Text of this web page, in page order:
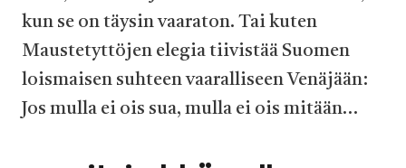
kun se on täysin vaaraton. Tai kuten
Maustetyttöjen elegia tiivistää Suomen
loismaisen suhteen vaaralliseen Venäjään:
Jos mulla ei ois sua, mulla ei ois mitään…